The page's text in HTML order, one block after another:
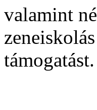
valamint
támogatást.